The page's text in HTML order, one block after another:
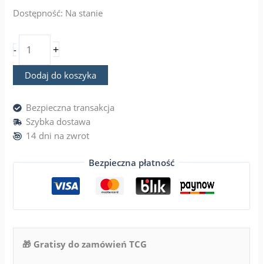
Dostępność: Na stanie
- +
Dodaj do koszyka
Bezpieczna transakcja
Szybka dostawa
14 dni na zwrot
Bezpieczna płatność
🎁 Gratisy do zamówień TCG